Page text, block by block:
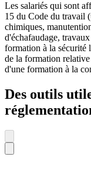
Les salariés qui sont
15 du Code du travail
chimiques,
d'échafaudage,
formation à la sécurité
de la formation
d'une formation à la
Des outils